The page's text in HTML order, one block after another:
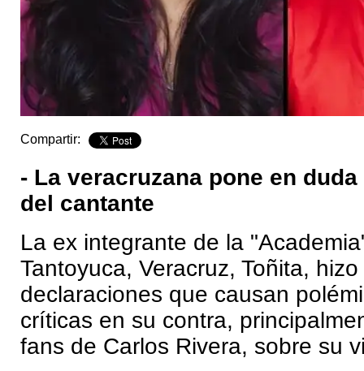
Compartir:
- La veracruzana pone en
del cantante
La ex integrante de la
Tantoyuca, Veracruz, Toñita,
declaraciones que causan
críticas en su contra,
fans de Carlos Rivera, sobre su